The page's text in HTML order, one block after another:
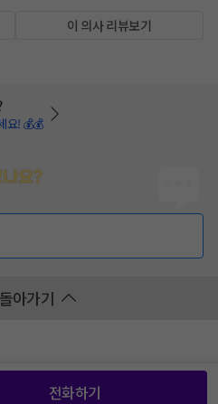
이 의사 리뷰보기
요! 💰💰
요?
아가기
전화하기